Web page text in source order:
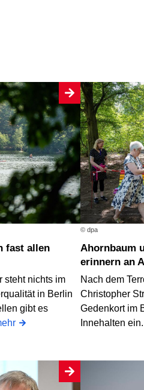
steht nichts im
in Berlin
gibt es
© dpa
Ahornbaum und Regenbogenbank
erinnern an
Nach dem
Christopher
Gedenkort im
Innehalten ein.